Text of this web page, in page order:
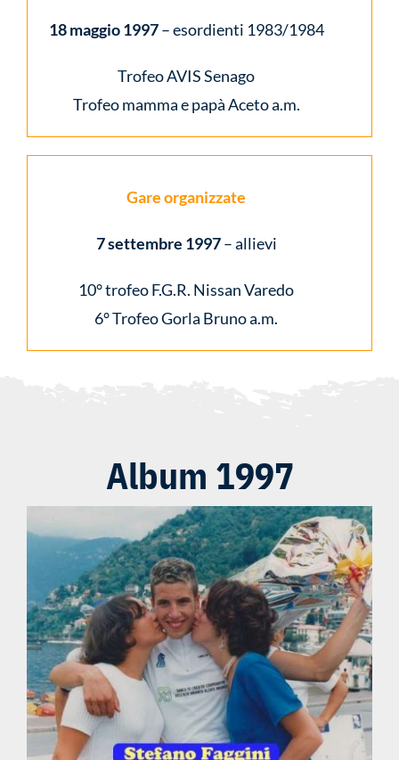
18 maggio 1997– esordienti 1983/1984
Trofeo AVIS Senago
Trofeo mamma e papà Aceto a.m.
Gare organizzate
7 settembre 1997– allievi
10° trofeo F.G.R. Nissan Varedo
6° Trofeo Gorla Bruno a.m.
Album 1997